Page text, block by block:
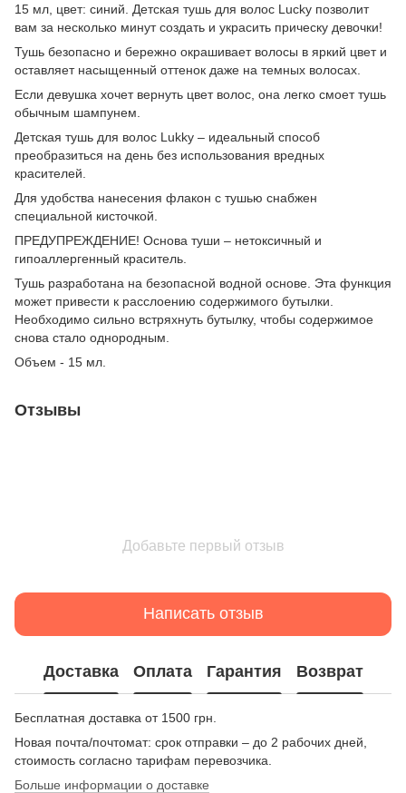
15 мл, цвет: синий. Детская тушь для волос Lucky позволит
вам за несколько минут создать и украсить прическу девочки!
Тушь безопасно и бережно окрашивает волосы в яркий цвет и
оставляет насыщенный оттенок даже на темных волосах.
Если девушка хочет вернуть цвет волос, она легко смоет тушь
обычным шампунем.
Детская тушь для волос Lukky – идеальный способ
преобразиться на день без использования вредных
красителей.
Для удобства нанесения флакон с тушью снабжен
специальной кисточкой.
ПРЕДУПРЕЖДЕНИЕ! Основа туши – нетоксичный и
гипоаллергенный краситель.
Тушь разработана на безопасной водной основе. Эта функция
может привести к расслоению содержимого бутылки.
Необходимо сильно встряхнуть бутылку, чтобы содержимое
снова стало однородным.
Объем - 15 мл.
Отзывы
Добавьте первый отзыв
Написать отзыв
Доставка Оплата Гарантия Возврат
Бесплатная доставка от 1500 грн.
Новая почта/почтомат: срок отправки – до 2 рабочих дней,
стоимость согласно тарифам перевозчика.
Больше информации о доставке